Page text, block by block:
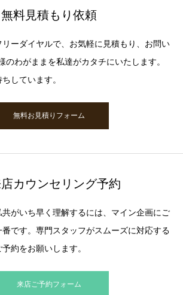
無料見積もり依頼
リーダイヤルで、お気軽に見積もり、お問い
わがままを私達がカタチにいたします。
しています。
無料お見積りフォーム
カウンセリング予約
がいち早く理解するには、マイン企画にご
です。専門スタッフがスムーズに対応する
約をお願いします。
来店ご予約フォーム